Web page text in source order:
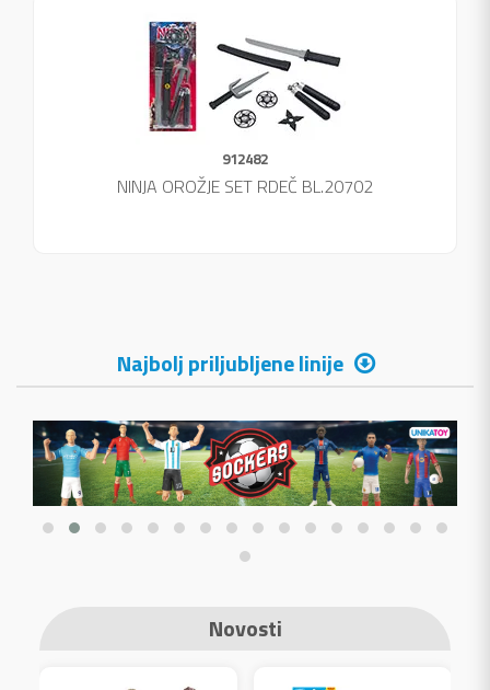
912482
NINJA OROŽJE SET RDEČ BL.20702
Najbolj priljubljene linije
Novosti